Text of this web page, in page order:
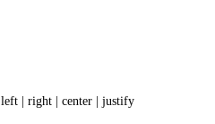
left | right | center | justify